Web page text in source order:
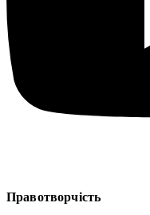
Правотворчість